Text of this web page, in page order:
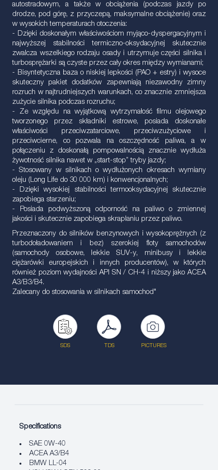
autostradowym, a także w obciążenia (podczas jazdy po
drodze, pod górę, z przyczepą, maksymalne obciążenie) oraz
w wysokich temperaturach otoczenia:
- Dzięki doskonałym właściwościom myjąco-dyspergacyjnym i
najwyższej stabilności termiczno-oksydacyjnej skutecznie
zwalcza wszelkiego rodzaju osady i utrzymuje części silnika i
turbosprężarki są czyste przez cały okres między wymianami;
- Bisyntetyczna baza o niskiej lepkości (PAO + estry) i wysoce
skuteczny pakiet dodatków zapewniają niezawodny zimny
rozruch w najtrudniejszych warunkach, co znacznie zmniejsza
zużycie silnika podczas rozruchu;
- Ze względu na wyjątkową wytrzymałość filmu olejowego
tworzonego przez składniki estrowe, posiada doskonałe
właściwości przeciwzatarciowe, przeciwzużyciowe i
przeciwcierne, co pozwala na oszczędność paliwa, a w
połączeniu z doskonałą pompowalnością znacznie wydłuża
żywotność silnika nawet w „start-stop” tryby jazdy;
- Stosowany w silnikach o wydłużonych okresach wymiany
oleju (Long Life do 30 000 km) i konwencjonalnych;
- Dzięki wysokiej stabilności termooksydacyjnej skutecznie
zapobiega starzeniu;
- Posiada podwyższoną odporność na paliwo o zmiennej
jakości i skutecznie zapobiega skraplaniu przez paliwo.
Przeznaczony do silników benzynowych i wysokoprężnych (z
turbodoładowaniem i bez) szerokiej floty samochodów
(samochody osobowe, lekkie SUV-y, minibusy i lekkie
ciężarówki europejskich i innych producentów), w których
również poziom wydajności API SN / CH-4 i niższy jako ACEA
A3/B3/B4.
Zalecany do stosowania w silnikach samochod"
SDS TDS PICTURES
Specifications
SAE 0W-40
ACEA A3/B4
BMW LL-04